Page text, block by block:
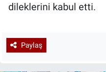
dileklerini kabul etti.
Paylaş